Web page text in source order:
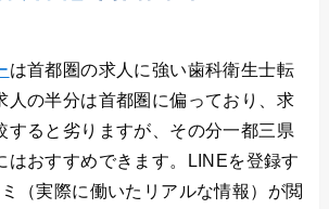
は首都圏の求人に強い歯科衛生士転
人の半分は首都圏に偏っており、求
すると劣りますが、その分一都三県
はおすすめできます。LINEを登録す
（実際に働いたリアルな情報）が閲